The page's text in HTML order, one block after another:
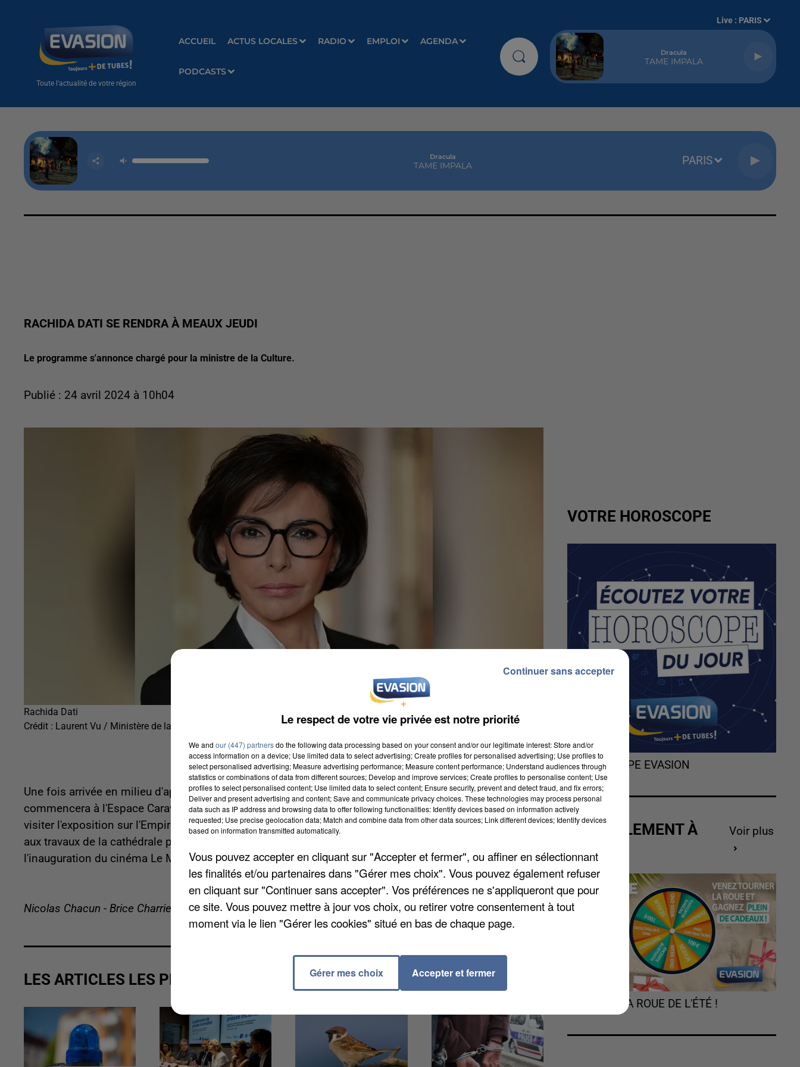
Toute l'actualité de votre région
ACCUEIL ACTUS LOCALES RADIO EMPLOI AGENDA
PODCASTS
Live : PARIS
Dracula
TAME IMPALA
Dracula
TAME IMPALA PARIS
RACHIDA DATI SE RENDRA À MEAUX JEUDI
Le programme s'annonce chargé pour la ministre de la Culture.
Publié : 24 avril 2024 à 10h04
Rachida Dati
Crédit : Laurent Vu / Ministère de la Culture CC BY SA 3.0
Une fois arrivée en milieu d'après-midi, elle passera plusieurs heures sur place. Son tour de la ville
commencera à l'Espace Caravelle avec la présentation de différents projets. Ensuite Rachida Dati ira
visiter l'exposition sur l'Empire colonial français au musée de la Grande Guerre avant d'aller jeter un œil
aux travaux de la cathédrale puis de rejoindre au musée Bossuet. Enfin la ministre bouclera par
l'inauguration du cinéma Le Majestic devant lequel elle prononcera un discours.
Nicolas Chacun - Brice Charrier
LES ARTICLES LES PLUS VUS
VOTRE HOROSCOPE
L'HOROSCOPE EVASION
ACTUELLEMENT À
Voir plus
TOURNEZ LA ROUE DE L'ÉTÉ !
Le respect de votre vie privée est notre priorité
We and our (447) partnersdo the following data processing based on your consent and/or our legitimate interest: Store and/or
access information on a device; Use limited data to select advertising; Create profiles for personalised advertising; Use profiles to
select personalised advertising; Measure advertising performance; Measure content performance; Understand audiences through
statistics or combinations of data from different sources; Develop and improve services; Create profiles to personalise content; Use
profiles to select personalised content; Use limited data to select content; Ensure security, prevent and detect fraud, and fix errors;
Deliver and present advertising and content; Save and communicate privacy choices. These technologies may process personal
data such as IP address and browsing data to offer following functionalities: Identify devices based on information actively
requested; Use precise geolocation data; Match and combine data from other data sources; Link different devices; Identify devices
based on information transmitted automatically.
Vous pouvez accepter en cliquant sur "Accepter et fermer", ou affiner en sélectionnant
les finalités et/ou partenaires dans "Gérer mes choix". Vous pouvez également refuser
en cliquant sur "Continuer sans accepter". Vos préférences ne s'appliqueront que pour
ce site. Vous pouvez mettre à jour vos choix, ou retirer votre consentement à tout
moment via le lien "Gérer les cookies" situé en bas de chaque page.
Gérer mes choix Accepter et fermer
Continuer sans accepter